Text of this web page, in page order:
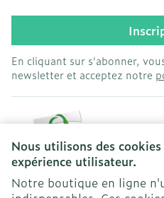
Nous utilisons des
expérience utilisateur.
Notre boutique en ligne
En cliquant sur s'abonner,
newsletter et acceptez notre